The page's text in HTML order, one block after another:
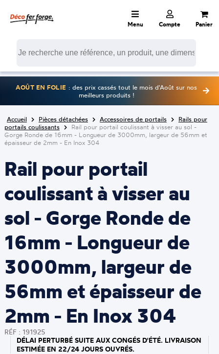
Menu Compte Panier
AOÛT EN FOLIE : des prix cassés tout le mois d'Août sur nos
meilleurs produits !
Accueil Pièces détachées Accessoires de portails
Rails pour
portails coulissants
Rail pour portail coulissant à visser au sol -
Gorge Ronde de 16mm - Longueur de 3000mm, largeur de 56mm et
épaisseur de 2mm - En Inox 304
Rail pour portail
coulissant à visser au
sol - Gorge Ronde de
16mm - Longueur de
3000mm, largeur de
56mm et épaisseur de
2mm - En Inox 304
RÉF : 191925
DÉLAI PERTURBÉ SUITE AUX CONGÉS D'ÉTÉ. LIVRAISON
ESTIMÉE EN 22/24 JOURS OUVRÉS.